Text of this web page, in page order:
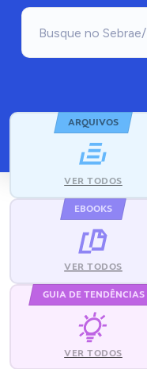
ARQUIVOS
VER TODOS
EBOOKS
VER TODOS
GUIA DE TENDÊNCIAS
VER TODOS